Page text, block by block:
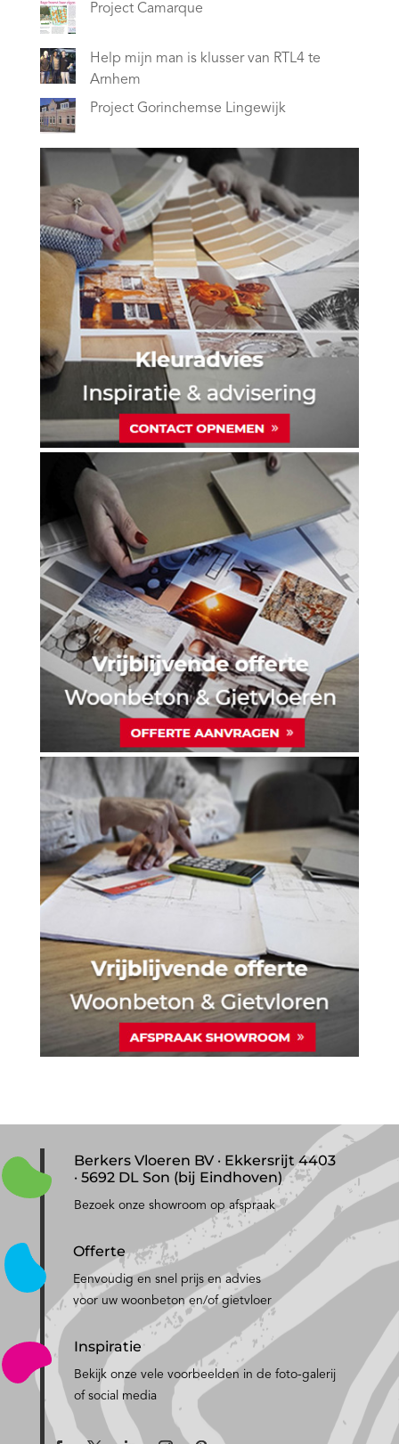
Project Camarque
Help mijn man is klusser van RTL4 te
Arnhem
Project Gorinchemse Lingewijk
Berkers Vloeren BV · Ekkersrijt 4403
· 5692 DL Son (bij Eindhoven)
Bezoek onze showroom op afspraak
Offerte
Eenvoudig en snel prijs en advies
voor uw woonbeton en/of gietvloer
Inspiratie
Bekijk onze vele voorbeelden in de foto-galerij
of social media